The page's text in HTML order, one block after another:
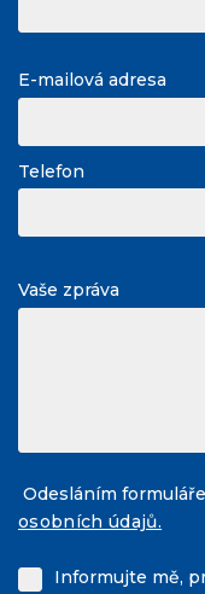
E-mailová adresa
Telefon
Vaše zpráva
Odesláním
osobních údajů.
Informujte mě,